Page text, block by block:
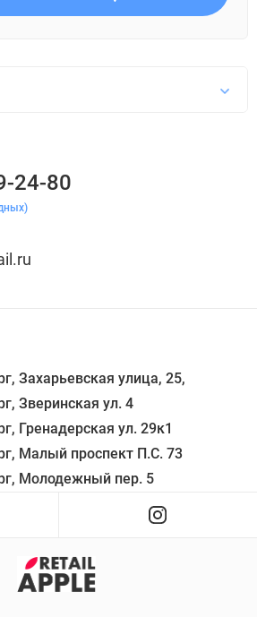
Захарьевская улица, 25,
Зверинская ул. 4
Гренадерская ул. 29к1
Малый проспект П.С. 73
24-80